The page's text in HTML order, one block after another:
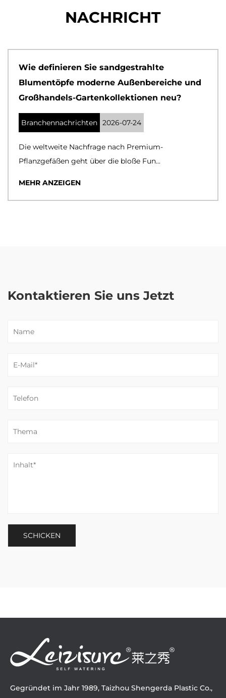
NACHRICHT
Wie definieren Sie sandgestrahlte
Blumentöpfe moderne Außenbereiche und
Großhandels-Gartenkollektionen neu?
Branchennachrichten 2026-07-24
Die weltweite Nachfrage nach Premium-
Pflanzgefäßen geht über die bloße Fun...
MEHR ANZEIGEN
Kontaktieren Sie uns Jetzt
Gegründet im Jahr 1989, Taizhou Shengerda Plastic Co.,